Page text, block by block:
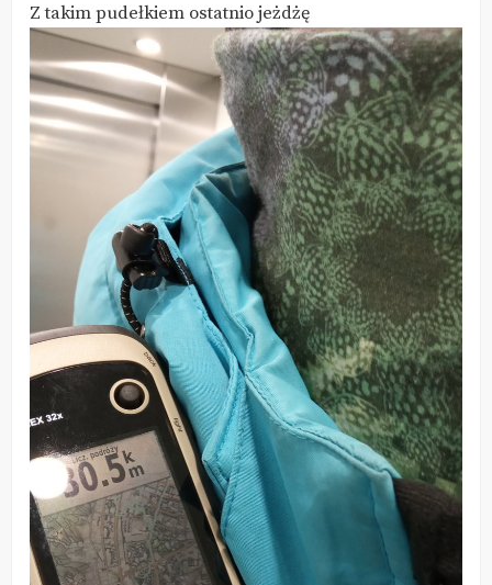
Z takim pudełkiem ostatnio jeżdżę